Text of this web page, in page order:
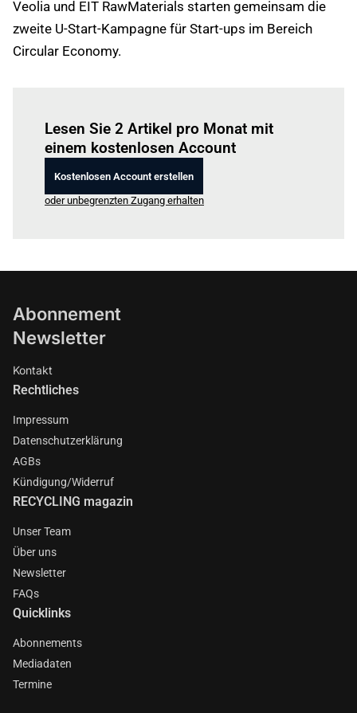
Veolia und EIT RawMaterials starten gemeinsam die
zweite U-Start-Kampagne für Start-ups im Bereich
Circular Economy.
Lesen Sie 2 Artikel pro Monat mit
einem kostenlosen Account
Kostenlosen Account erstellen
oder unbegrenzten Zugang erhalten
Abonnement
Newsletter
Kontakt
Rechtliches
Impressum
Datenschutzerklärung
AGBs
Kündigung/Widerruf
RECYCLING magazin
Unser Team
Über uns
Newsletter
FAQs
Quicklinks
Abonnements
Mediadaten
Termine